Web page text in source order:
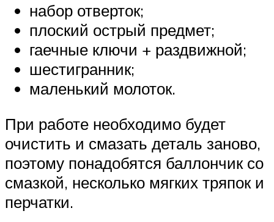
набор отверток;
плоский острый предмет;
гаечные ключи + раздвижной;
шестигранник;
маленький молоток.
При работе необходимо будет
очистить и смазать деталь заново,
поэтому понадобятся баллончик со
смазкой, несколько мягких тряпок и
перчатки.